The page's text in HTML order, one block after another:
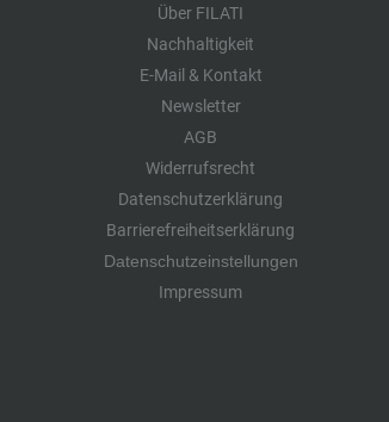
Über FILATI
Nachhaltigkeit
E-Mail & Kontakt
Newsletter
AGB
Widerrufsrecht
Datenschutzerklärung
Barrierefreiheitserklärung
Datenschutzeinstellungen
Impressum